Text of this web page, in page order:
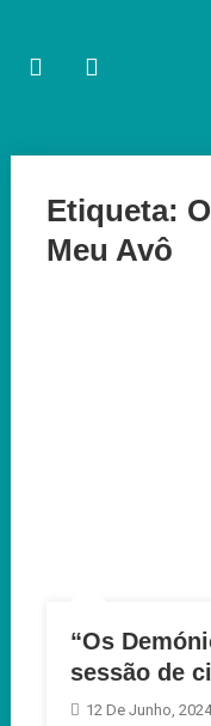
Etiqueta:
Meu Avô
“Os
sessão de
12 De Junho, 2024